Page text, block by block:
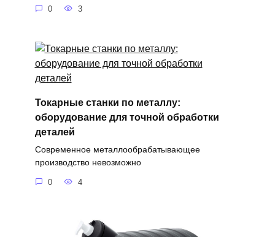
0 3
Токарные станки по металлу:
оборудование для точной обработки
деталей
Современное металлообрабатывающее
производство невозможно
0 4